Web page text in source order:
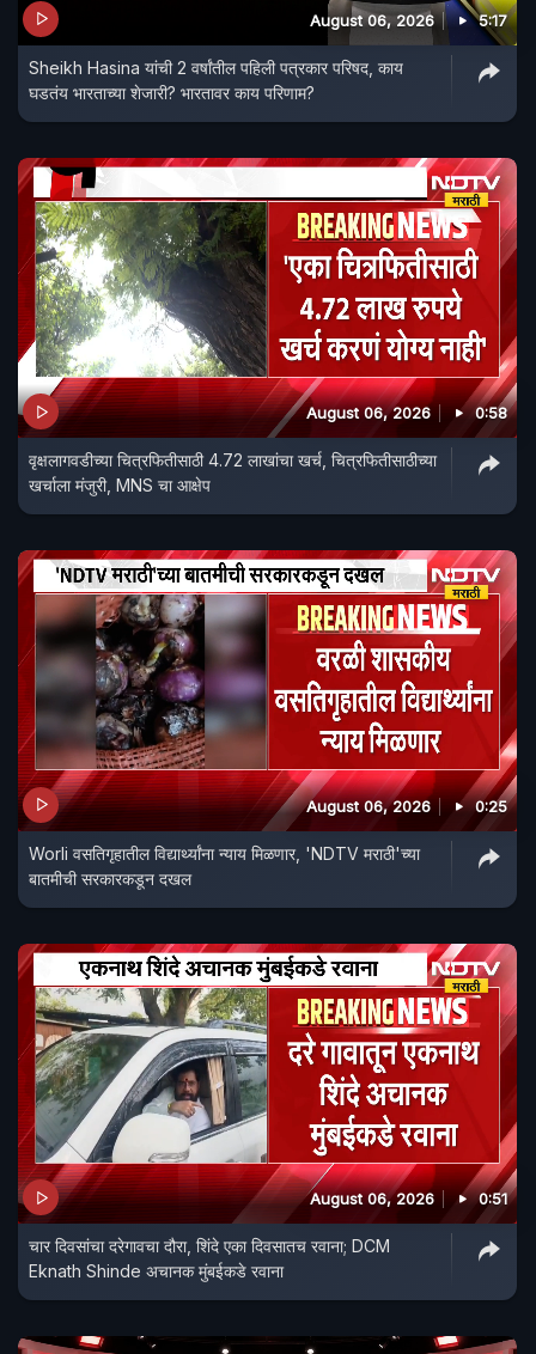
August 06, 2026 5:17
Sheikh Hasina यांची 2 वर्षांतील पहिली पत्रकार परिषद, काय
घडतंय भारताच्या शेजारी? भारतावर काय परिणाम?
August 06, 2026 0:58
वृक्षलागवडीच्या चित्रफितीसाठी 4.72 लाखांचा खर्च, चित्रफितीसाठीच्या
खर्चाला मंजुरी, MNS चा आक्षेप
August 06, 2026 0:25
Worli वसतिगृहातील विद्यार्थ्यांना न्याय मिळणार, 'NDTV मराठी'च्या
बातमीची सरकारकडून दखल
August 06, 2026 0:51
चार दिवसांचा दरेगावचा दौरा, शिंदे एका दिवसातच रवाना; DCM
Eknath Shinde अचानक मुंबईकडे रवाना